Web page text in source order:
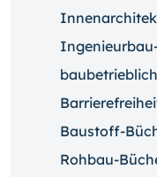
Baustoff-
Rohbau-